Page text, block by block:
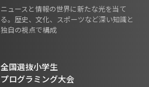
ニュースと情報の世界に新たな光を当て
る。歴史、文化、スポーツなど深い知識と
独自の視点で構成
全国選抜小学生
プログラミング大会